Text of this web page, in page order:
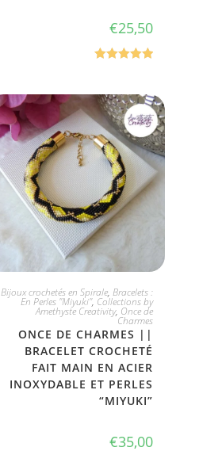
€25,50
JE L'ADOPTE
Bijoux crochetés en Spirale, Bracelets :
En Perles "Miyuki", Collections by
Amethyste Creativity, Once de
Charmes
ONCE DE CHARMES ||
BRACELET CROCHETÉ
FAIT MAIN EN ACIER
INOXYDABLE ET PERLES
“MIYUKI”
€35,00